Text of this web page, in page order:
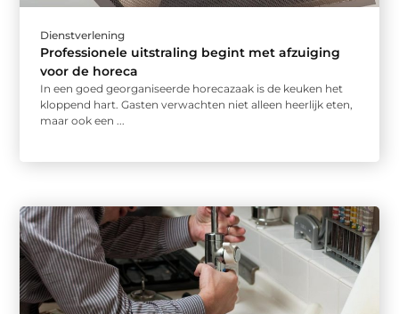
Dienstverlening
Professionele uitstraling begint met afzuiging
voor de horeca
In een goed georganiseerde horecazaak is de keuken het
kloppend hart. Gasten verwachten niet alleen heerlijk eten,
maar ook een ...